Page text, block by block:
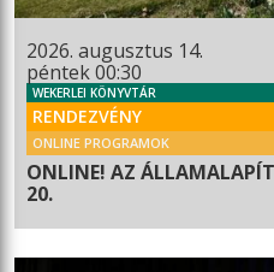
2026. augusztus 14.
péntek 00:30
WEKERLEI KÖNYVTÁR
RENDEZVÉNY
ONLINE PROGRAMOK
ONLINE! AZ
20.